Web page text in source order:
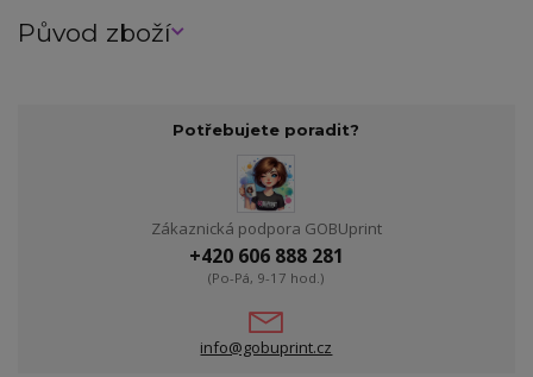
Původ zboží
Potřebujete poradit?
Zákaznická podpora GOBUprint
+420 606 888 281
(Po-Pá, 9-17 hod.)
info@gobuprint.cz